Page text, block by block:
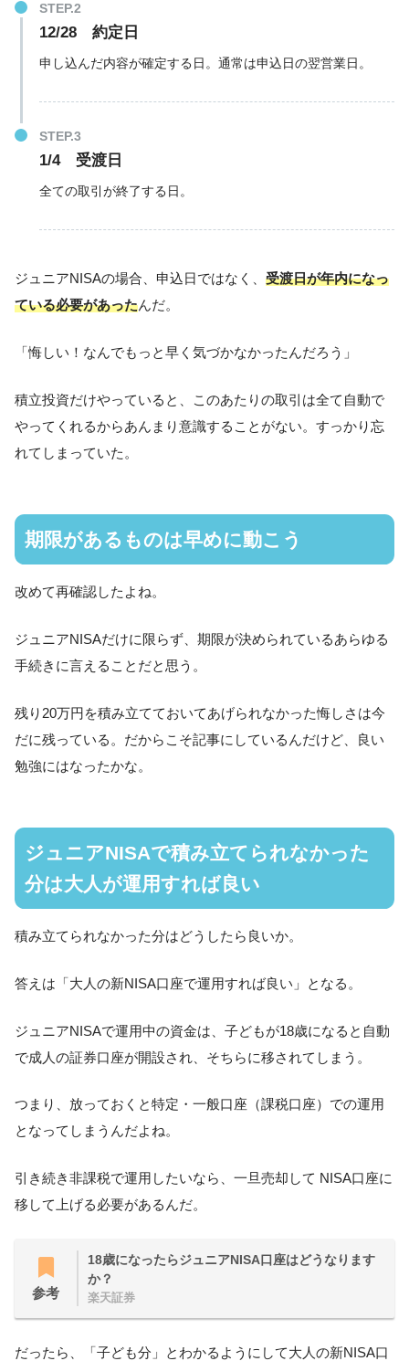
12/28 約定日
申し込んだ内容が確定する日。通常は申込日の翌営業日。
1/4 受渡日
全ての取引が終了する日。
ジュニアNISAの場合、申込日ではなく、 受渡日が年内になっ
ている必要があったんだ。
「悔しい！なんでもっと早く気づかなかったんだろう」
積立投資だけやっていると、このあたりの取引は全て自動で
やってくれるからあんまり意識することがない。すっかり忘
れてしまっていた。
期限があるものは早めに動こう
改めて再確認したよね。
ジュニアNISAだけに限らず、期限が決められているあらゆる
手続きに言えることだと思う。
残り20万円を積み立てておいてあげられなかった悔しさは今
だに残っている。だからこそ記事にしているんだけど、良い
勉強にはなったかな。
ジュニアNISAで積み立てられなかった
分は大人が運用すれば良い
積み立てられなかった分はどうしたら良いか。
答えは「大人の新NISA口座で運用すれば良い」となる。
ジュニアNISAで運用中の資金は、子どもが18歳になると自動
で成人の証券口座が開設され、そちらに移されてしまう。
つまり、放っておくと特定・一般口座（課税口座）での運用
となってしまうんだよね。
引き続き非課税で運用したいなら、一旦売却して NISA口座に
移して上げる必要があるんだ。
参考
18歳になったらジュニアNISA口座はどうなります
か？
楽天証券
だったら、「子ども分」とわかるようにして大人の新NISA口